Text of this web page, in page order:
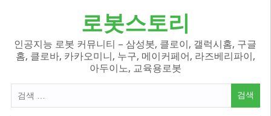
로봇스토리
인공지능 로봇 커뮤니티 – 삼성봇, 클로이, 갤럭시홈, 구글
홈, 클로바, 카카오미니, 누구, 메이커페어, 라즈베리파이,
아두이노, 교육용로봇
색